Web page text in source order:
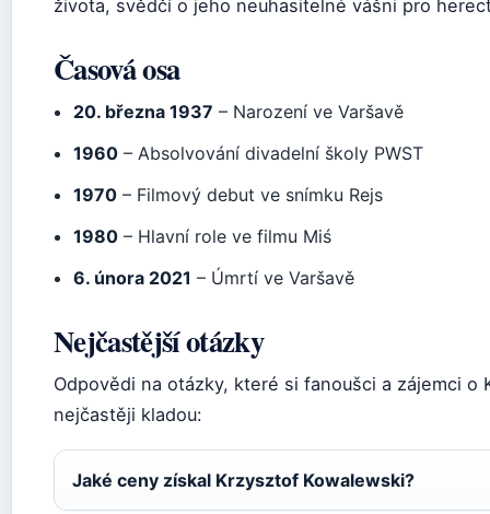
života, svědčí o jeho neuhasitelné vášni pro
Časová osa
20. března 1937 – Narození ve Varšavě
1960 – Absolvování divadelní školy PWST
1970 – Filmový debut ve snímku Rejs
1980 – Hlavní role ve filmu Miś
6. února 2021 – Úmrtí ve Varšavě
Nejčastější otázky
Odpovědi na otázky, které si fanoušci a zájemci o
nejčastěji kladou:
Jaké ceny získal Krzysztof Kowalewski?